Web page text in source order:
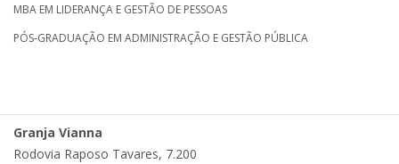
MBA EM LIDERANÇA E GESTÃO DE PESSOAS
PÓS-GRADUAÇÃO EM ADMINISTRAÇÃO E GESTÃO PÚBLICA
Granja Vianna
Rodovia Raposo Tavares, 7.200